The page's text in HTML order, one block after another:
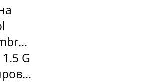
G
(Нерамированная)